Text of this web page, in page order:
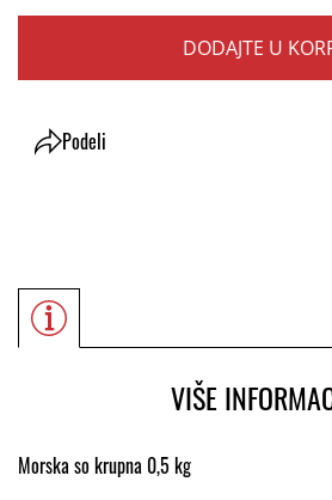
DODAJTE U
Podeli
VIŠE
Morska so krupna 0,5 kg